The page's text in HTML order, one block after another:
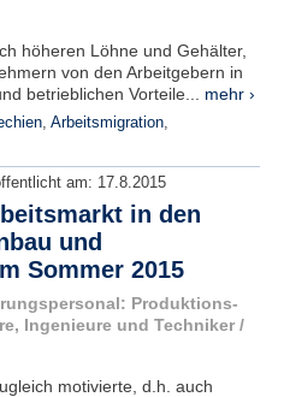
höheren Löhne und Gehälter,
von den Arbeitgebern in
betrieblichen Vorteile... mehr ›
, Arbeitsmigration,
am: 17.8.2015
in den
und
Sommer 2015
Produktions-
Ingenieure und Techniker /
motivierte, d.h. auch